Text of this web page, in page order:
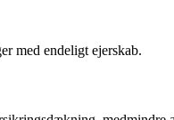
med endeligt ejerskab.